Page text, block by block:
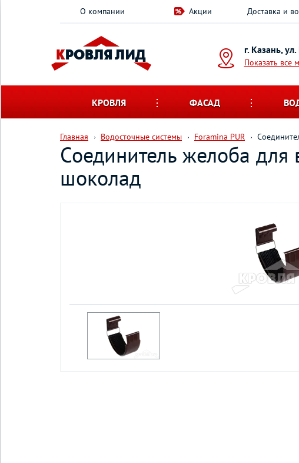
О компании Акции Доставка и
г. Казань,
Показать все
КРОВЛЯ ФАСАД
Главная Водосточные системы Foramina PUR
Соединитель желоба
шоколад